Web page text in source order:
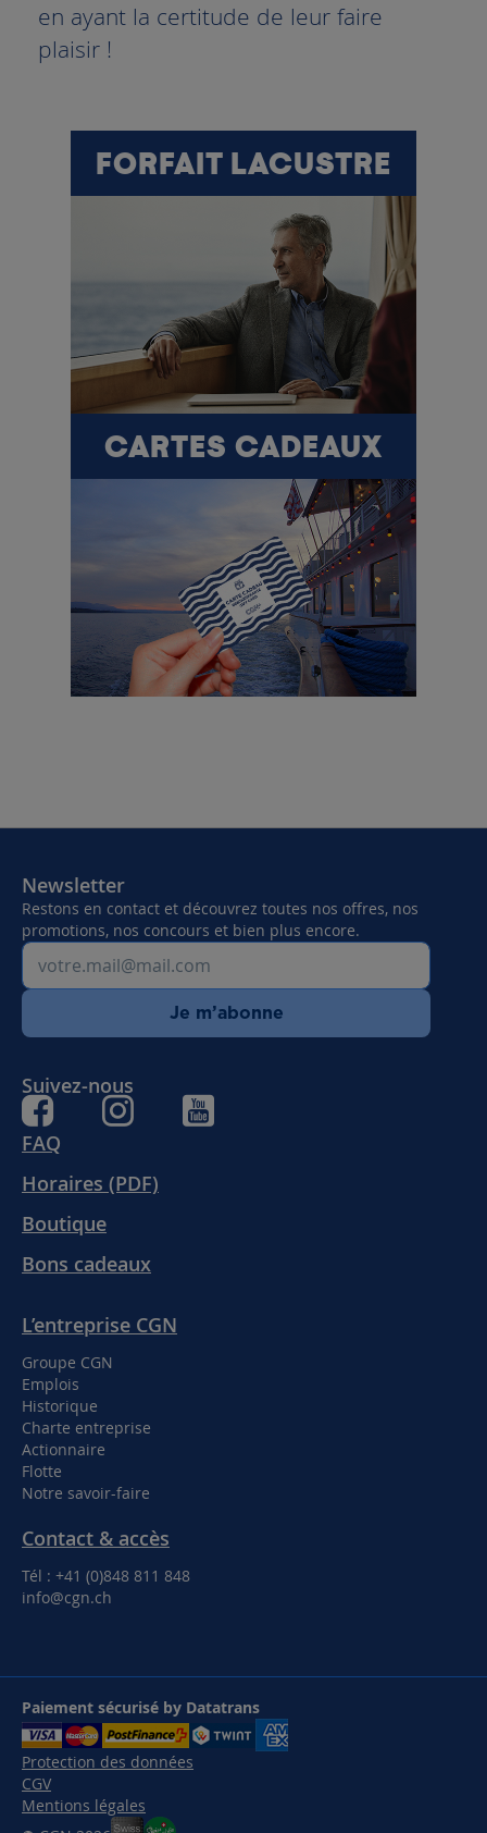
en ayant la certitude de leur faire
plaisir !
FORFAIT LACUSTRE
CARTES CADEAUX
FAQ
Horaires (PDF)
Boutique
Bons cadeaux
L’entreprise CGN
Groupe CGN
Emplois
Historique
Charte entreprise
Actionnaire
Flotte
Notre savoir-faire
Contact & accès
Tél : +41 (0)848 811 848
info@cgn.ch
Newsletter
Restons en contact et découvrez toutes nos offres, nos
promotions, nos concours et bien plus encore.
Je m’abonne
Suivez-nous
Paiement sécurisé by Datatrans
Protection des données
CGV
Mentions légales